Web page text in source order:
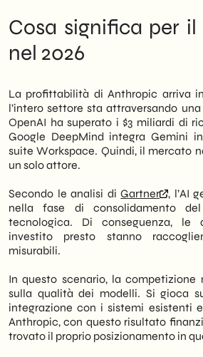
Cosa significa per
nel 2026
La profittabilità di Anthropic arriva
l’intero settore sta attraversando
OpenAI ha superato i $3 miliardi di
Google DeepMind integra Gemini
suite Workspace. Quindi, il mercato
un solo attore.
Secondo le analisi diGartner
, l’AI
nella fase di consolidamento
tecnologica. Di conseguenza, le
investito presto stanno
misurabili.
In questo scenario, la competizione
sulla qualità dei modelli. Si gioca
integrazione con i sistemi esistenti
Anthropic, con questo risultato
trovato il proprio posizionamento in